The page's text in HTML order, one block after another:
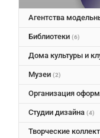
Агентства
Библиотеки (6)
Дома культуры и
Музеи (2)
Организация
Студии дизайна (4)
Творческие